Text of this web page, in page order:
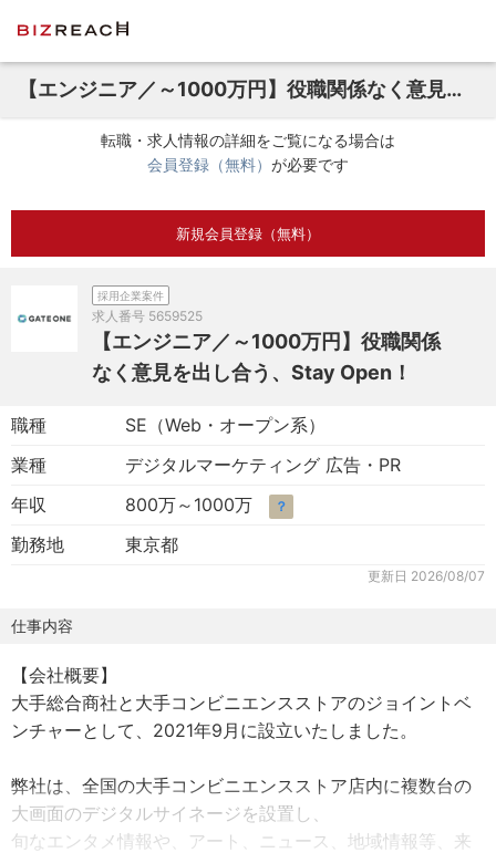
【エンジニア／～1000万円】役職関係なく意見を出し合う、Stay Open！
転職・求人情報の詳細をご覧になる場合は
会員登録（無料） が必要です
新規会員登録（無料）
採用企業案件
求人番号 5659525
【エンジニア／～1000万円】役職関係
なく意見を出し合う、Stay Open！
職種
SE（Web・オープン系）
業種
デジタルマーケティング 広告・PR
年収
800万～1000万 ？
勤務地 東京都
更新日 2026/08/07
仕事内容
【会社概要】
大手総合商社と大手コンビニエンスストアのジョイントベ
ンチャーとして、2021年9月に設立いたしました。
弊社は、全国の大手コンビニエンスストア店内に複数台の
大画面のデジタルサイネージを設置し、
旬なエンタメ情報や、アート、ニュース、地域情報等、来